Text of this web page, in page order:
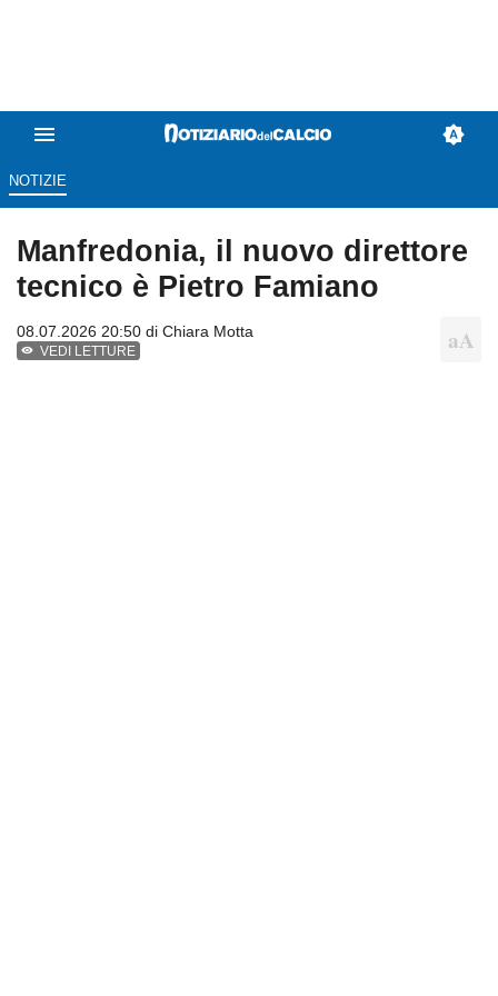
NOTIZIE
Manfredonia, il nuovo direttore
tecnico è Pietro Famiano
08.07.2026 20:50 di Chiara Motta
VEDI LETTURE